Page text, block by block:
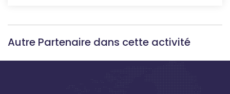
Autre Partenaire dans cette activité